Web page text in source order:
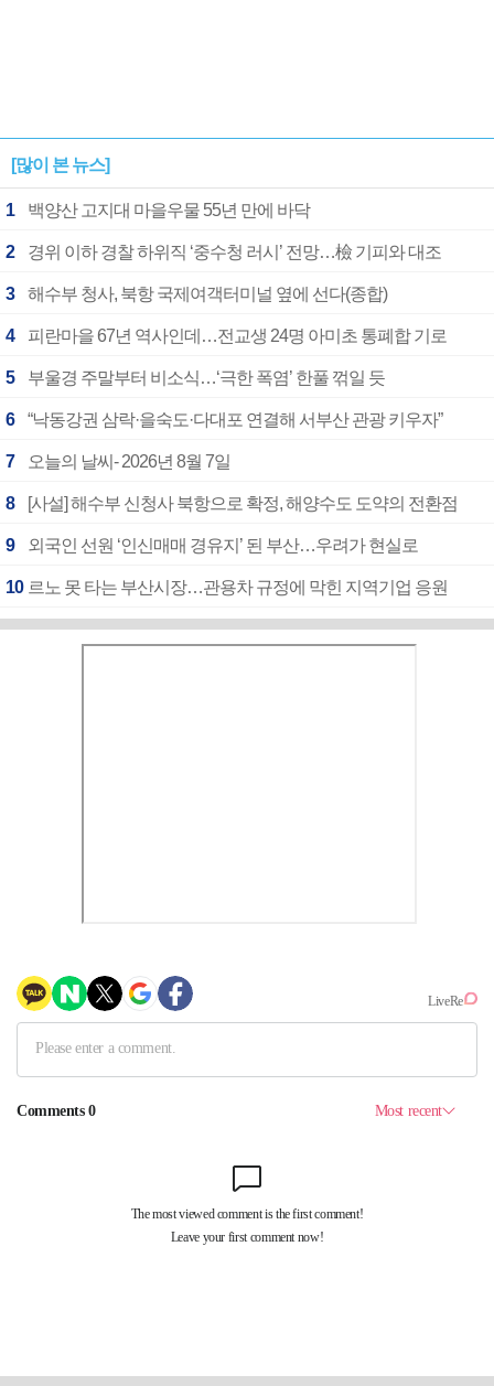
[많이 본 뉴스]
1 백양산 고지대 마을우물 55년 만에 바닥
2 경위 이하 경찰 하위직 ‘중수청 러시’ 전망…檢 기피와 대조
3 해수부 청사, 북항 국제여객터미널 옆에 선다(종합)
4 피란마을 67년 역사인데…전교생 24명 아미초 통폐합 기로
5 부울경 주말부터 비소식…‘극한 폭염’ 한풀 꺾일 듯
6 “낙동강권 삼락·을숙도·다대포 연결해 서부산 관광 키우자”
7 오늘의 날씨- 2026년 8월 7일
8 [사설] 해수부 신청사 북항으로 확정, 해양수도 도약의 전환점
9 외국인 선원 ‘인신매매 경유지’ 된 부산…우려가 현실로
10 르노 못 타는 부산시장…관용차 규정에 막힌 지역기업 응원